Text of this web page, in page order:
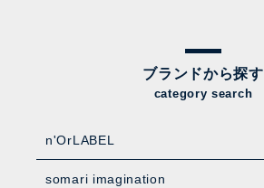
ブランドから探す
category search
n'OrLABEL
somari imagination